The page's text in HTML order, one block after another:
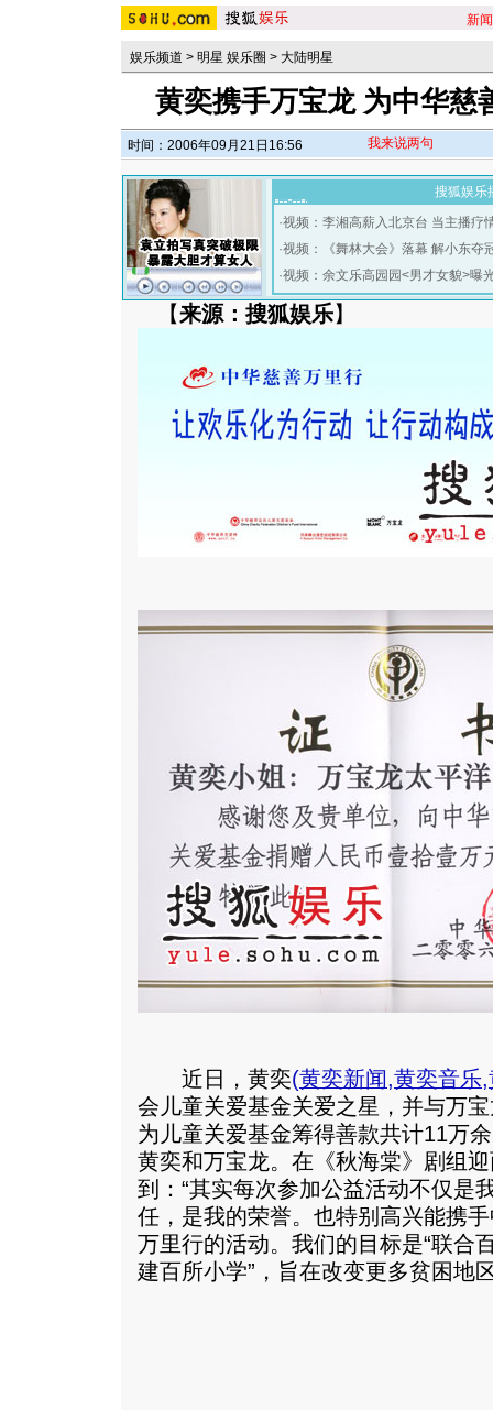
新闻
娱乐频道 > 明星 娱乐圈 > 大陆明星
黄奕携手万宝龙 为中华慈
时间：2006年09月21日16:56 我来说两句
搜狐娱乐
·视频：李湘高薪入北京台 当主播疗
·视频：《舞林大会》落幕 解小东夺
·视频：余文乐高园园<男才女貌>曝
【来源：搜狐娱乐】
近日，黄奕(黄奕新闻,黄奕音乐,
会儿童关爱基金关爱之星，并与万
为儿童关爱基金筹得善款共计11万
黄奕和万宝龙。在《秋海棠》剧组
到：“其实每次参加公益活动不仅是
任，是我的荣誉。也特别高兴能携
万里行的活动。我们的目标是“联合
建百所小学”，旨在改变更多贫困地